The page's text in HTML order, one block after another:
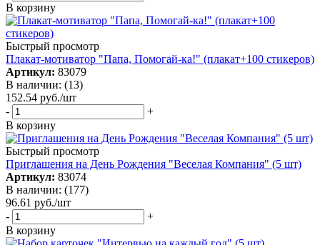
В корзину
Быстрый просмотр
Плакат-мотиватор "Папа, Помогай-ка!" (плакат+100 стикеров)
Артикул: 83079
В наличии: (13)
152.54 руб./шт
-
+
В корзину
Быстрый просмотр
Приглашения на День Рождения "Веселая Компания" (5 шт)
Артикул: 83074
В наличии: (177)
96.61 руб./шт
-
+
В корзину